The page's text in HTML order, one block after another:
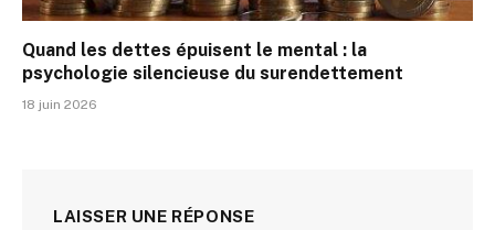
Quand les dettes épuisent le mental : la
psychologie silencieuse du surendettement
18 juin 2026
LAISSER UNE RÉPONSE